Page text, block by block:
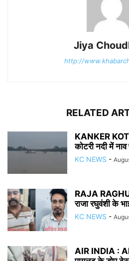
Jiya
http://
RELATED
KANKER
कोटरी नदी में
KC NEWS -
RAJA
राजा रघुवंशी के
KC NEWS -
AIR INDIA :